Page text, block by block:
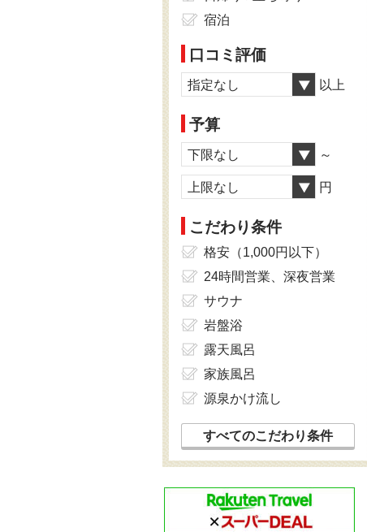
宿泊
口コミ評価
指定なし 以上
予算
下限なし ～
上限なし 円
こだわり条件
格安（1,000円以下）
24時間営業、深夜営業
サウナ
岩盤浴
露天風呂
家族風呂
源泉かけ流し
すべてのこだわり条件